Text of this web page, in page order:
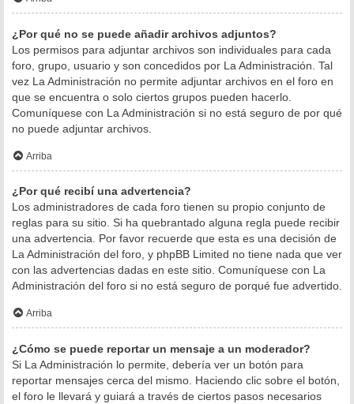
¿Por qué no se puede añadir archivos adjuntos?
Los permisos para adjuntar archivos son individuales para cada
foro, grupo, usuario y son concedidos por La Administración. Tal
vez La Administración no permite adjuntar archivos en el foro en
que se encuentra o solo ciertos grupos pueden hacerlo.
Comuníquese con La Administración si no está seguro de por qué
no puede adjuntar archivos.
Arriba
¿Por qué recibí una advertencia?
Los administradores de cada foro tienen su propio conjunto de
reglas para su sitio. Si ha quebrantado alguna regla puede recibir
una advertencia. Por favor recuerde que esta es una decisión de
La Administración del foro, y phpBB Limited no tiene nada que ver
con las advertencias dadas en este sitio. Comuníquese con La
Administración del foro si no está seguro de porqué fue advertido.
Arriba
¿Cómo se puede reportar un mensaje a un moderador?
Si La Administración lo permite, debería ver un botón para
reportar mensajes cerca del mismo. Haciendo clic sobre el botón,
el foro le llevará y guiará a través de ciertos pasos necesarios